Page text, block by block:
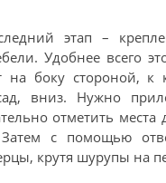
этап –
Удобнее всего
на боку стороной, к
вниз. Нужно
отметить
с помощью
крутя шурупы на